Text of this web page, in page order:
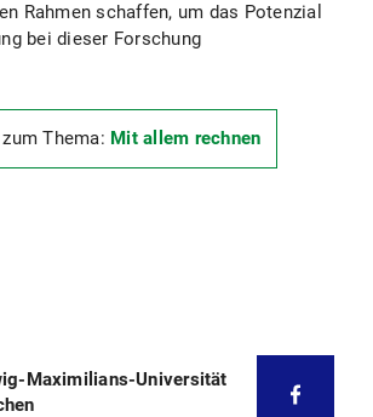
Rahmen schaffen, um das Potenzial
bei dieser Forschung
Thema: Mit allem rechnen
Maximilians-Universität